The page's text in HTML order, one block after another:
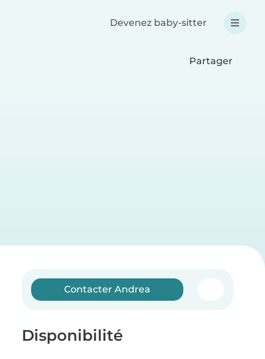
Devenez baby-sitter
Partager
Contacter Andrea
Disponibilité